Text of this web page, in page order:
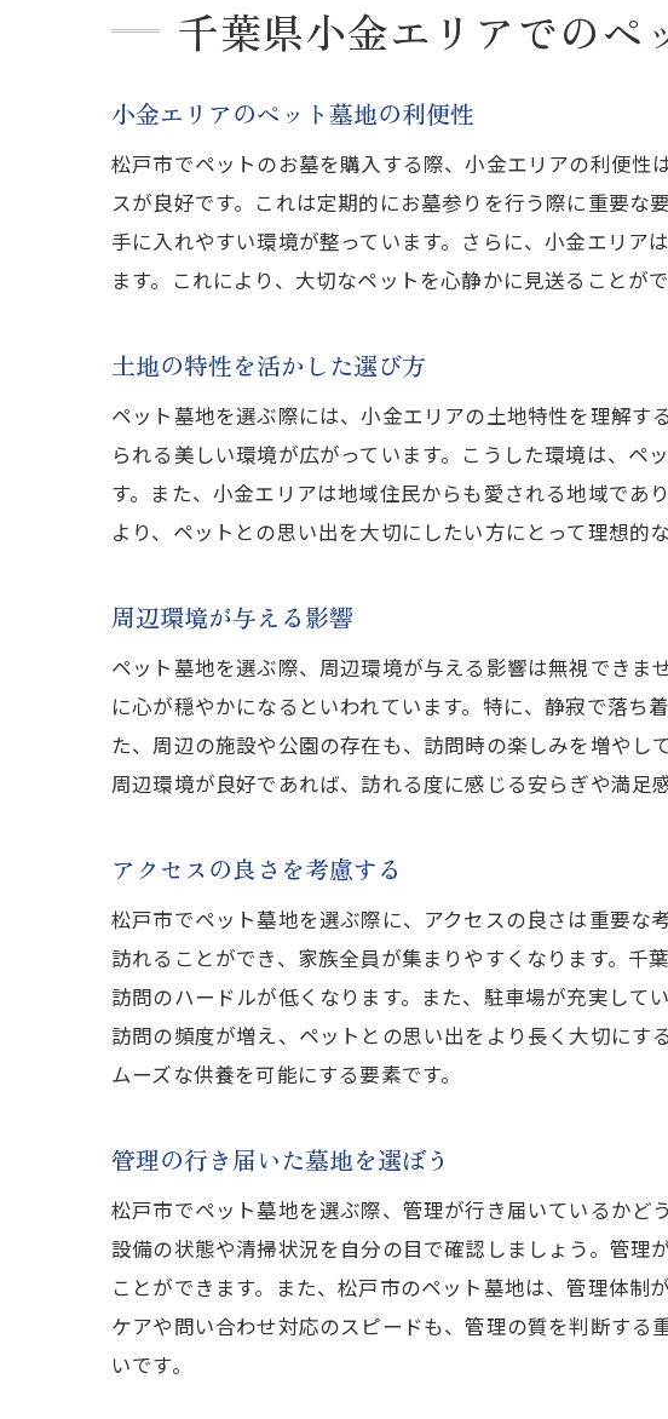
見
購
継
松戸市
特
安
ペッ
千葉県小金エリアでのペ
小金エリアのペット墓地の利便性
松戸市でペットのお墓を購入する際、小金エリアの利便性
スが良好です。これは定期的にお墓参りを行う際に重要
手に入れやすい環境が整っています。さらに、小金エリア
ます。これにより、大切なペットを心静かに見送ることがで
土地の特性を活かした選び方
ペット墓地を選ぶ際には、小金エリアの土地特性を理解
られる美しい環境が広がっています。こうした環境は、
す。また、小金エリアは地域住民からも愛される地域であ
より、ペットとの思い出を大切にしたい方にとって理想的
周辺環境が与える影響
ペット墓地を選ぶ際、周辺環境が与える影響は無視でき
に心が穏やかになるといわれています。特に、静寂で落
た、周辺の施設や公園の存在も、訪問時の楽しみを増やし
周辺環境が良好であれば、訪れる度に感じる安らぎや満足
アクセスの良さを考慮する
松戸市でペット墓地を選ぶ際に、アクセスの良さは重要
訪れることができ、家族全員が集まりやすくなります。千
訪問のハードルが低くなります。また、駐車場が充実して
訪問の頻度が増え、ペットとの思い出をより長く大切に
ムーズな供養を可能にする要素です。
管理の行き届いた墓地を選ぼう
松戸市でペット墓地を選ぶ際、管理が行き届いているかど
設備の状態や清掃状況を自分の目で確認しましょう。管
ことができます。また、松戸市のペット墓地は、管理体
ケアや問い合わせ対応のスピードも、管理の質を判断す
いです。